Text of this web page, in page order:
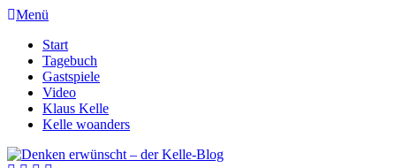
Menü
Start
Tagebuch
Gastspiele
Video
Klaus Kelle
Kelle woanders